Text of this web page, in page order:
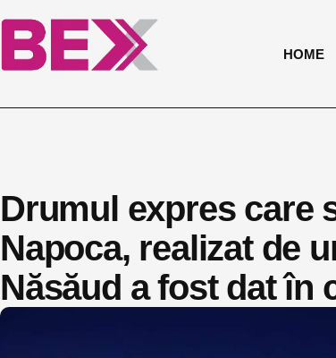
HOME
Drumul expres care
Napoca, realizat de
Năsăud a fost dat în